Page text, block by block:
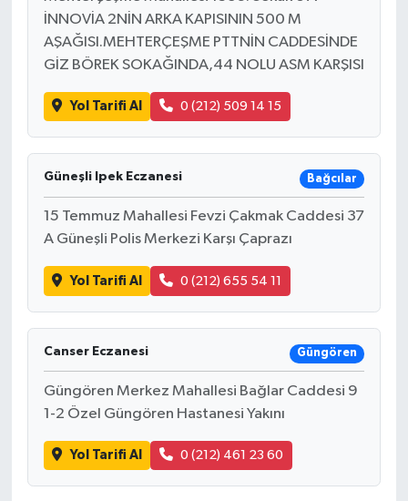
İNNOVİA 2NİN ARKA KAPISININ 500 M
AŞAĞISI.MEHTERÇEŞME PTTNİN CADDESİNDE
GİZ BÖREK SOKAĞINDA,44 NOLU ASM KARŞISI
Yol Tarifi Al 0 (212) 509 14 15
Güneşli Ipek Eczanesi Bağcılar
15 Temmuz Mahallesi Fevzi Çakmak Caddesi 37
A Güneşli Polis Merkezi Karşı Çaprazı
Yol Tarifi Al 0 (212) 655 54 11
Canser Eczanesi Güngören
Güngören Merkez Mahallesi Bağlar Caddesi 9
1-2 Özel Güngören Hastanesi Yakını
Yol Tarifi Al 0 (212) 461 23 60